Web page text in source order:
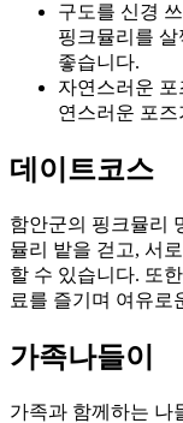
구도를 신경
핑크뮬리를 살
좋습니다.
자연스러운
연스러운 포
데이트코스
함안군의 핑크뮬리
뮬리 밭을 걷고, 서
할 수 있습니다. 또
료를 즐기며 여유로
가족나들이
가족과 함께하는 나